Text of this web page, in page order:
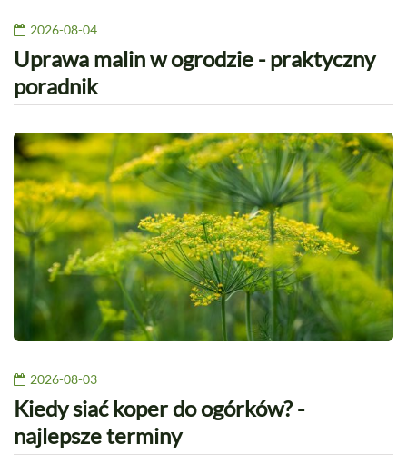
2026-08-04
Uprawa malin w ogrodzie - praktyczny
poradnik
2026-08-03
Kiedy siać koper do ogórków? -
najlepsze terminy